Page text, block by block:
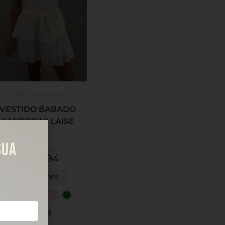
VESTIDO BABADO
SANTORINI LAISE
125,94
VER OPÇÕES
LIMPAR